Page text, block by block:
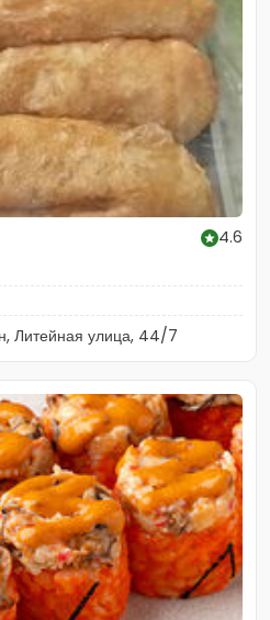
4.6
Литейная улица, 44/7